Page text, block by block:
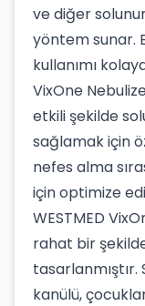
ve diğer
yöntem sunar.
kullanımı
VixOne
etkili şekilde
sağlamak için
nefes alma
için optimize
WESTMED
rahat bir
tasarlanmıştır.
kanülü,